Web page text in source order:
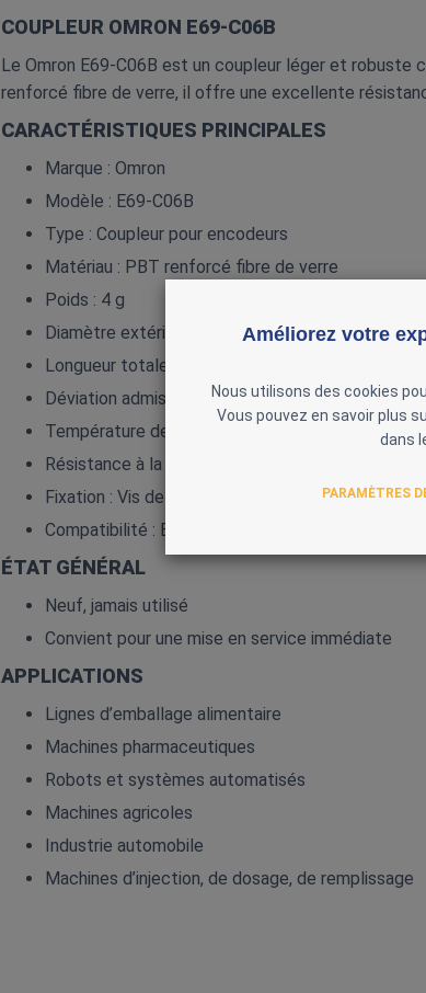
COUPLEUR OMRON E69‑C06B
Le Omron E69‑C06B est un coupleur léger et robuste
renforcé fibre de verre, il offre une excellente
CARACTÉRISTIQUES PRINCIPALES
Marque : Omron
Modèle : E69‑C06B
Type : Coupleur pour encodeurs
Matériau : PBT renforcé fibre de verre
Poids : 4 g
Diamètre extérieur : 15 mm
Longueur totale : 22 mm
Déviation admissible : ~0,4 mm
Température de fonctionnement : –10…+70 °C
Résistance à la corrosion : Oui (milieux humides)
Fixation : Vis de montage fournies
Compatibilité : Encodeurs Omron (E6C3, E6B2,
ÉTAT GÉNÉRAL
Neuf, jamais utilisé
Convient pour une mise en service immédiate
APPLICATIONS
Lignes d’emballage alimentaire
Machines pharmaceutiques
Robots et systèmes automatisés
Machines agricoles
Industrie automobile
Machines d’injection, de dosage, de remplissage
Améliorez votre
Nous utilisons des cookies
Vous pouvez en savoir plus
dans
PARAMÈTRES